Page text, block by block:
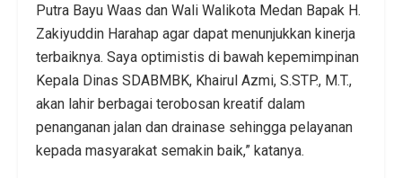
Putra Bayu Waas dan Wali Walikota Medan Bapak H.
Zakiyuddin Harahap agar dapat menunjukkan kinerja
terbaiknya. Saya optimistis di bawah kepemimpinan
Kepala Dinas SDABMBK, Khairul Azmi, S.STP., M.T.,
akan lahir berbagai terobosan kreatif dalam
penanganan jalan dan drainase sehingga pelayanan
kepada masyarakat semakin baik,” katanya.